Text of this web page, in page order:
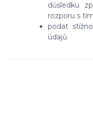
důsledku
rozporu s
podat
údajů.